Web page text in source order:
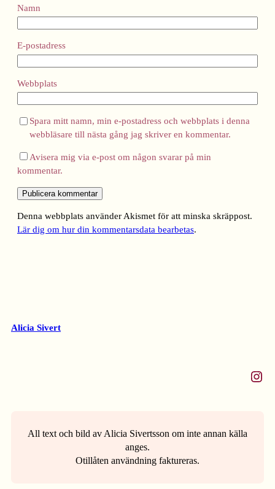
Namn
E-postadress
Webbplats
Spara mitt namn, min e-postadress och webbplats i denna
webbläsare till nästa gång jag skriver en kommentar.
Avisera mig via e-post om någon svarar på min
kommentar.
Denna webbplats använder Akismet för att minska skräppost.
Lär dig om hur din kommentarsdata bearbetas.
Alicia Sivert
Instagram
All text och bild av Alicia Sivertsson om inte annan källa
anges.
Otillåten användning faktureras.